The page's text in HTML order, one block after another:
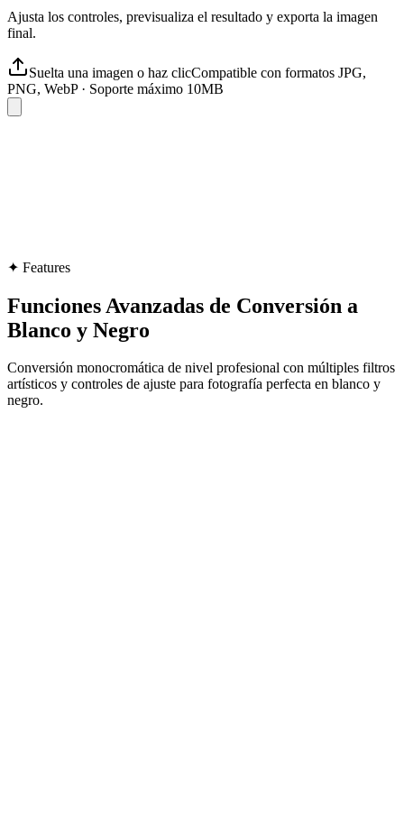
Ajusta los controles, previsualiza el resultado y exporta la imagen
final.
Suelta una imagen o haz clicCompatible con formatos JPG,
PNG, WebP· Soporte máximo 10MB
✦ Features
Funciones Avanzadas de Conversión a
Blanco y Negro
Conversión monocromática de nivel profesional con múltiples filtros
artísticos y controles de ajuste para fotografía perfecta en blanco y
negro.